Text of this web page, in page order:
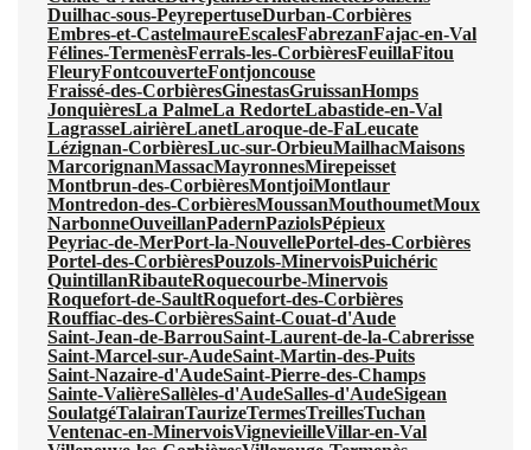
Duilhac-sous-PeyrepertuseDurban-Corbières
Embres-et-CastelmaureEscalesFabrezanFajac-en-Val
Félines-TermenèsFerrals-les-CorbièresFeuillaFitou
FleuryFontcouverteFontjoncouse
Fraissé-des-CorbièresGinestasGruissanHomps
JonquièresLa PalmeLa RedorteLabastide-en-Val
LagrasseLairièreLanetLaroque-de-FaLeucate
Lézignan-CorbièresLuc-sur-OrbieuMailhacMaisons
MarcorignanMassacMayronnesMirepeisset
Montbrun-des-CorbièresMontjoiMontlaur
Montredon-des-CorbièresMoussanMouthoumetMoux
NarbonneOuveillanPadernPaziolsPépieux
Peyriac-de-MerPort-la-NouvellePortel-des-Corbières
Portel-des-CorbièresPouzols-MinervoisPuichéric
QuintillanRibauteRoquecourbe-Minervois
Roquefort-de-SaultRoquefort-des-Corbières
Rouffiac-des-CorbièresSaint-Couat-d'Aude
Saint-Jean-de-BarrouSaint-Laurent-de-la-Cabrerisse
Saint-Marcel-sur-AudeSaint-Martin-des-Puits
Saint-Nazaire-d'AudeSaint-Pierre-des-Champs
Sainte-ValièreSallèles-d'AudeSalles-d'AudeSigean
SoulatgéTalairanTaurizeTermesTreillesTuchan
Ventenac-en-MinervoisVignevieilleVillar-en-Val